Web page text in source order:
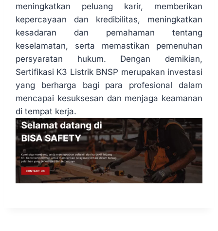
meningkatkan peluang karir, memberikan
kepercayaan dan kredibilitas, meningkatkan
kesadaran dan pemahaman tentang
keselamatan, serta memastikan pemenuhan
persyaratan hukum. Dengan demikian,
Sertifikasi K3 Listrik BNSP merupakan investasi
yang berharga bagi para profesional dalam
mencapai kesuksesan dan menjaga keamanan
di tempat kerja.